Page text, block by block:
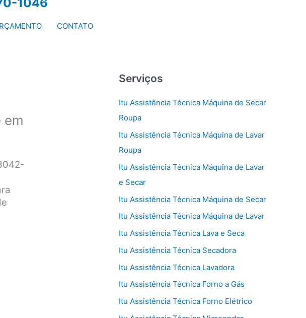
CONTATO
em
Serviços
Itu Assistência Técnica Máquina de Secar
Roupa
Itu Assistência Técnica Máquina de Lavar
Roupa
Itu Assistência Técnica Máquina de Lavar
e Secar
Itu Assistência Técnica Máquina de Secar
Itu Assistência Técnica Máquina de Lavar
Itu Assistência Técnica Lava e Seca
Itu Assistência Técnica Secadora
Itu Assistência Técnica Lavadora
Itu Assistência Técnica Forno a Gás
Itu Assistência Técnica Forno Elétrico